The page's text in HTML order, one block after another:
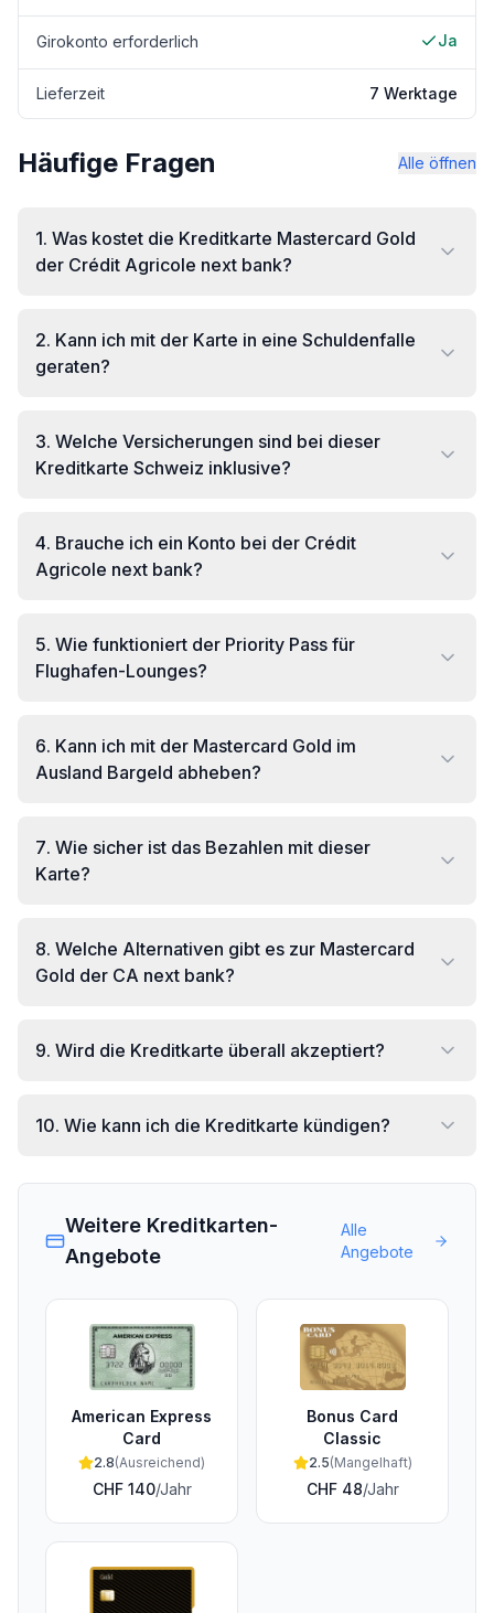
Girokonto erforderlich Ja
Lieferzeit 7 Werktage
Häufige Fragen Alle öffnen
1. Was kostet die Kreditkarte Mastercard Gold
der Crédit Agricole next bank?
2. Kann ich mit der Karte in eine Schuldenfalle
geraten?
3. Welche Versicherungen sind bei dieser
Kreditkarte Schweiz inklusive?
4. Brauche ich ein Konto bei der Crédit
Agricole next bank?
5. Wie funktioniert der Priority Pass für
Flughafen-Lounges?
6. Kann ich mit der Mastercard Gold im
Ausland Bargeld abheben?
7. Wie sicher ist das Bezahlen mit dieser
Karte?
8. Welche Alternativen gibt es zur Mastercard
Gold der CA next bank?
9. Wird die Kreditkarte überall akzeptiert?
10. Wie kann ich die Kreditkarte kündigen?
Weitere Kreditkarten-
Angebote
Alle
Angebote
American Express
Card
2.8(Ausreichend)
CHF 140/Jahr
Bonus Card
Classic
2.5(Mangelhaft)
CHF 48/Jahr